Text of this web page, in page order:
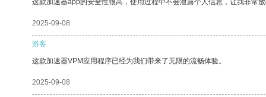
这款加速器app的安全性很高，使用过程中不会泄露个人信息，让我非常
2025-09-08
游客
这款加速器VPM应用程序已经为我们带来了无限的流畅体验。
2025-09-08